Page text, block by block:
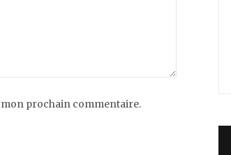
prochain commentaire.